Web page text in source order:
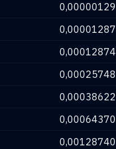
0,00000129
0,00001287
0,00012874
0,00025748
0,00038622
0,00064370
0,00128740